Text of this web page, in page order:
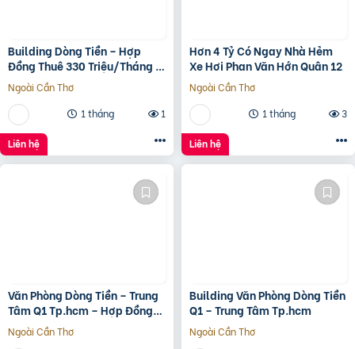
Building Dòng Tiền – Hợp
Đồng Thuê 330 Triệu/Tháng –
Quận 5, Tp.hcm -139Ty
Ngoài Cần Thơ
1 tháng
1
Liên hệ
Hơn 4 Tỷ Có Ngay Nhà Hẻm
Xe Hơi Phan Văn Hớn Quân 12
Ngoài Cần Thơ
1 tháng
3
Liên hệ
Văn Phòng Dòng Tiền – Trung
Tâm Q1 Tp.hcm – Hợp Đồng
Thuê 250 Triệu/Tháng – 115
Tỷ
Ngoài Cần Thơ
Building Văn Phòng Dòng Tiền
Q1 – Trung Tâm Tp.hcm
Ngoài Cần Thơ